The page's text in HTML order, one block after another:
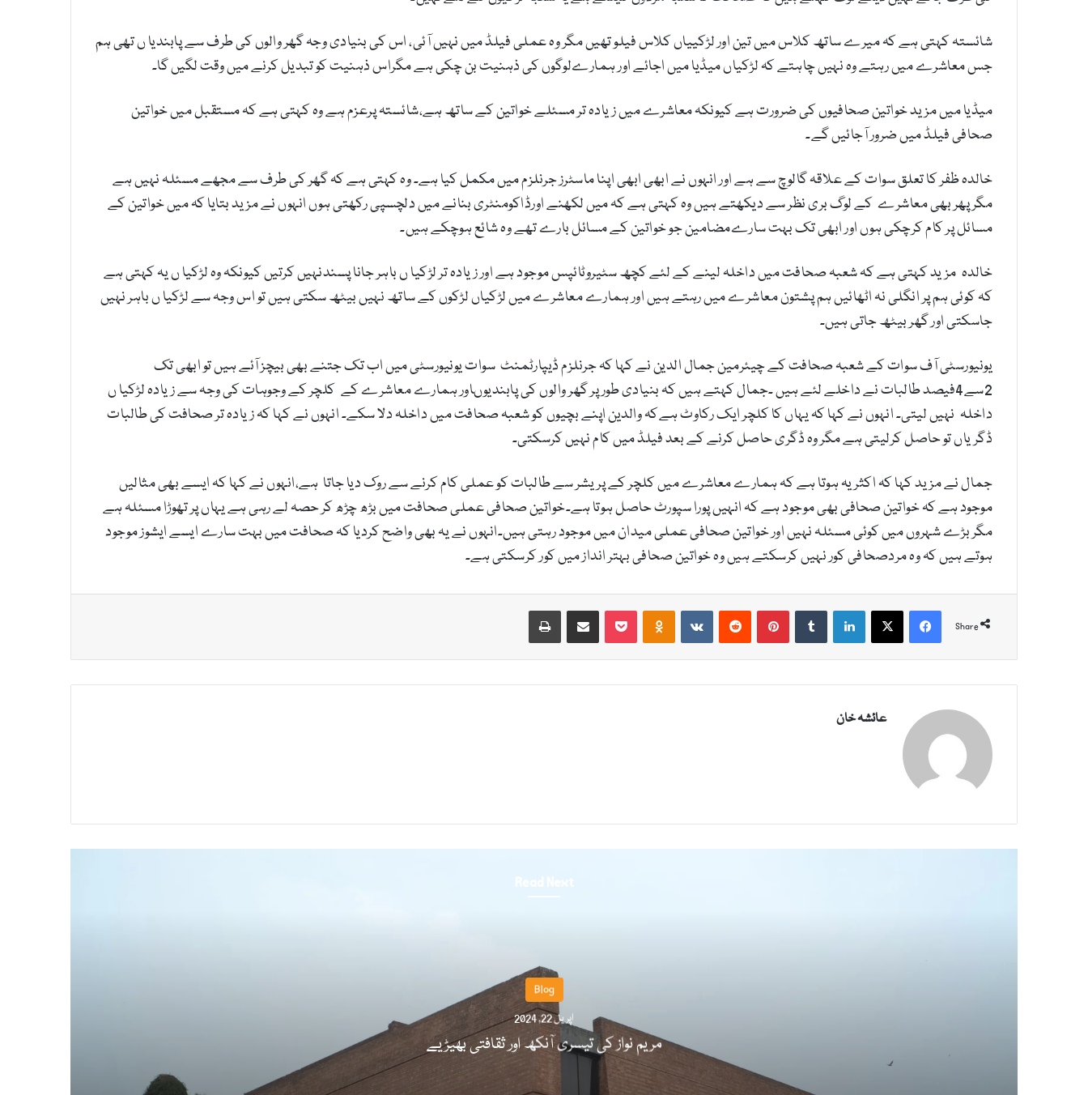
شائستہ کہتی ہے کہ میرے ساتھ کلاس میں تین اور لڑکییاں کلاس فیلو تھیں مگر وہ عملی فیلڈ میں نہیں آئی، اس کی بنیادی وجہ گھر والوں کی طرف سے پابندیا ں تھی ہم
جس معاشرے میں رہتے وہ نہیں چاہتے کہ لڑکیاں میڈیا میں اجائے اور ہمارےلوگوں کی ذہنیت بن چکی ہے مگراس ذہنیت کو تبدیل کرنے میں وقت لگیں گا۔
میڈیا میں مزید خواتین صحافیوں کی ضرورت ہے کیونکہ معاشرے میں زیادہ تر مسئلے خواتین کے ساتھ ہے،شائستہ پرعزم ہے وہ کہتی ہے کہ مستقبل میں خواتین
صحافی فیلڈ میں ضرور آجائیں گے۔
خالدہ ظفر کا تعلق سوات کے علاقہ گالوچ سے ہے اور انہوں نے ابھی ابھی اپنا ماسٹرز جرنلزم میں مکمل کیا ہے۔ وہ کہتی ہے کہ گھر کی طرف سے مجھے مسئلہ نہیں ہے
مگر پھر بھی معاشرے کے لوگ بری نظر سے دیکھتے ہیں وہ کہتی ہے کہ میں لکھنے اورڈاکومنٹری بنانے میں دلچسپی رکھتی ہوں انہوں نے مزید بتایا کہ میں خواتین کے
مسائل پر کام کرچکی ہوں اور ابھی تک بہت سارےمضامین جو خواتین کے مسائل بارے تھے وہ شائع ہوچکے ہیں۔
خالدہ مزید کہتی ہے کہ شعبہ صحافت میں داخلہ لینے کے لئے کچھ سٹیروٹائپس موجود ہے اور زیادہ تر لڑکیا ں باہر جانا پسندنہیں کرتیں کیونکہ وہ لڑکیا ں یہ کہتی ہے
کہ کوئی ہم پر انگلی نہ اٹھائیں ہم پشتون معاشرے میں رہتے ہیں اور ہمارے معاشرے میں لڑکیاں لڑکوں کے ساتھ نہیں بیٹھ سکتی ہیں تو اس وجہ سے لڑکیا ں باہر نہیں
جاسکتی اور گھر بیٹھ جاتی ہیں۔
یونیورسٹی آف سوات کے شعبہ صحافت کے چیئرمین جمال الدین نے کہا کہ جرنلزم ڈیپارٹمنٹ سوات یونیورسٹی میں اب تک جتنے بھی بیچز آئے ہیں تو ابھی تک
2سے4فیصد طالبات نے داخلے لئے ہیں ۔جمال کہتے ہیں کہ بنیادی طور پر گھر والوں کی پابندیوںاور ہمارے معاشرے کے کلچر کے وجوہات کی وجہ سے زیادہ لڑکیا ں
داخلہ نہیں لیتی۔ انہوں نے کہا کہ یہاں کا کلچر ایک رکاوٹ ہےکہ والدین اپنے بچیوں کو شعبہ صحافت میں داخلہ دلا سکے۔ انہوں نے کہا کہ زیادہ تر صحافت کی طالبات
ڈگریاں تو حاصل کرلیتی ہے مگر وہ ڈگری حاصل کرنے کے بعد فیلڈ میں کام نہیں کرسکتی۔
جمال نے مزید کہا کہ اکثر یہ ہوتا ہے کہ ہمارے معاشرے میں کلچر کے پریشر سے طالبات کو عملی کام کرنے سے روک دیا جاتا ہے،انہوں نے کہا کہ ایسے بھی مثالیں
موجود ہے کہ خواتین صحافی بھی موجود ہے کہ انہیں پورا سپورٹ حاصل ہوتا ہے۔خواتین صحافی عملی صحافت میں بڑھ چڑھ کر حصہ لے رہی ہے یہاں پر تھوڑا مسئلہ ہے
مگر بڑے شہروں میں کوئی مسئلہ نہیں اور خواتین صحافی عملی میدان میں موجود رہتی ہیں۔انہوں نے یہ بھی واضح کردیا کہ صحافت میں بہت سارے ایسے ایشوز موجود
ہوتے ہیں کہ وہ مردصحافی کور نہیں کرسکتے ہیں وہ خواتین صحافی بہتر انداز میں کور کرسکتی ہے۔
Share
عائشہ خان
Read Next
Blog
اپریل 22, 2024
مریم نواز کی تیسری آنکھ اور ثقافتی بھیڑیے